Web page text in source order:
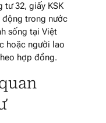
tư 32, giấy KSK
trong nước
sống tại Việt
hoặc người lao
hợp đồng.